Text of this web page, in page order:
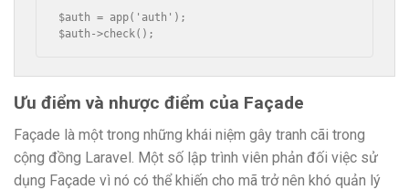
$auth = app('auth');
Ưu điểm và nhược điểm của Façade
Façade là một trong những khái niệm gây tranh cãi trong
cộng đồng Laravel. Một số lập trình viên phản đối việc sử
dụng Façade vì nó có thể khiến cho mã trở nên khó quản lý